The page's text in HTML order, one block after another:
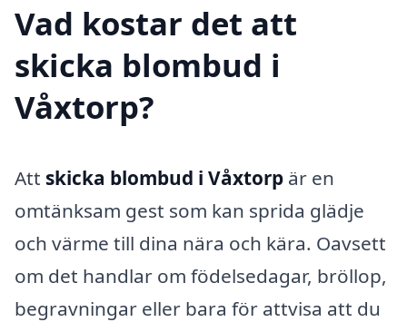
Vad kostar det att
skicka blombud i
Våxtorp?
Att skicka blombud i Våxtorp är en
omtänksam gest som kan sprida glädje
och värme till dina nära och kära. Oavsett
om det handlar om födelsedagar, bröllop,
begravningar eller bara för attvisa att du